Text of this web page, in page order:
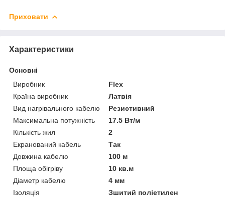
Приховати
Характеристики
Основні
Виробник
Flex
Країна виробник
Латвія
Вид нагрівального кабелю
Резистивний
Максимальна потужність
17.5 Вт/м
Кількість жил
2
Екранований кабель
Так
Довжина кабелю
100 м
Площа обігріву
10 кв.м
Діаметр кабелю
4 мм
Ізоляція
Зшитий поліетилен